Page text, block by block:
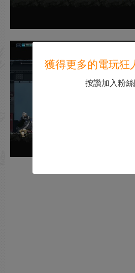
獲得更多的電玩狂
按讚加入粉絲